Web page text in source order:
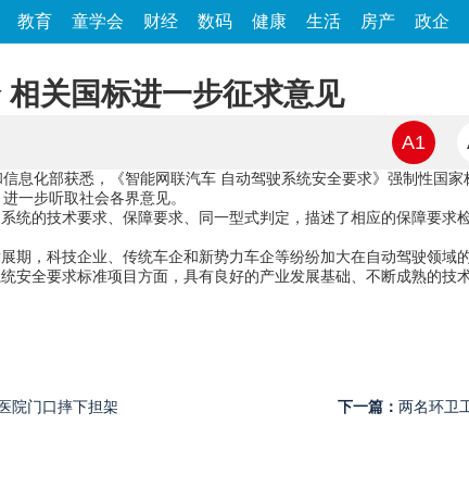
教育 童学会 财经 数码 健康 生活 房产 政企
关国标进一步征求意见
A1
息化部获悉，《智能网联汽车 自动驾驶系统安全要求》强制性国
一步听取社会各界意见。
统的技术要求、保障要求、同一型式判定，描述了相应的保障要求
期，科技企业、传统车企和新势力车企等纷纷加大在自动驾驶领域
安全要求标准项目方面，具有良好的产业发展基础、不断成熟的技
院门口摔下担架 下一篇： 两名环卫